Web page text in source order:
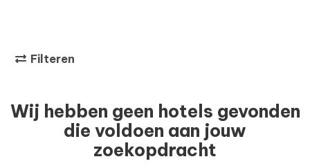
Filteren
Wij hebben geen hotels gevonden
die voldoen aan jouw
zoekopdracht